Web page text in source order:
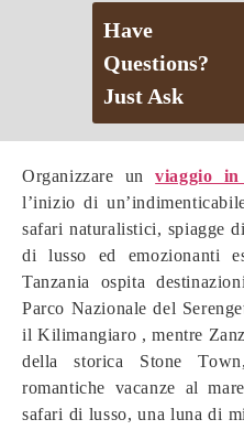
Organizzare unviaggio
l’inizio di
safari naturalistici, spiagge
di lusso ed emozionanti
Tanzania ospita
Parco Nazionale del
il Kilimangiaro , mentre
della storica Stone
romantiche vacanze al
safari di lusso, una luna di
Have
Questions?
Just Ask